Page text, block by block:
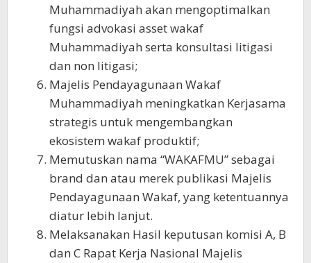
Muhammadiyah akan mengoptimalkan
fungsi advokasi asset wakaf
Muhammadiyah serta konsultasi litigasi
dan non litigasi;
Majelis Pendayagunaan Wakaf
Muhammadiyah meningkatkan Kerjasama
strategis untuk mengembangkan
ekosistem wakaf produktif;
Memutuskan nama “WAKAFMU” sebagai
brand dan atau merek publikasi Majelis
Pendayagunaan Wakaf, yang ketentuannya
diatur lebih lanjut.
Melaksanakan Hasil keputusan komisi A, B
dan C Rapat Kerja Nasional Majelis